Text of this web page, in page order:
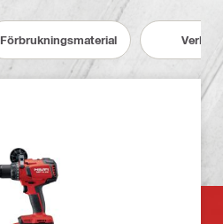
Förbrukningsmaterial Verktyg